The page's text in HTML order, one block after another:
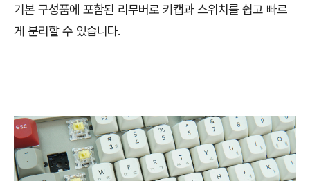
기본 구성품에 포함된 리무버로 키캡과 스위치를 쉽고 빠르
게 분리할 수 있습니다.